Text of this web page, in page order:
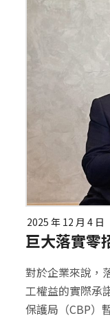
2025 年 12 月 4 日
巨大落實零
對於企業來說，
工權益的實際承
保護局（CBP）